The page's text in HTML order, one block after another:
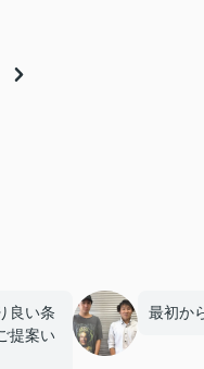
良い条
提案い
最初か